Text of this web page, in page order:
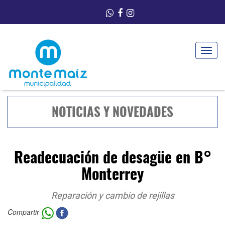
Toggle
NOTICIAS Y NOVEDADES
Readecuación de desagüe en B°
Monterrey
Reparación y cambio de rejillas
Compartir